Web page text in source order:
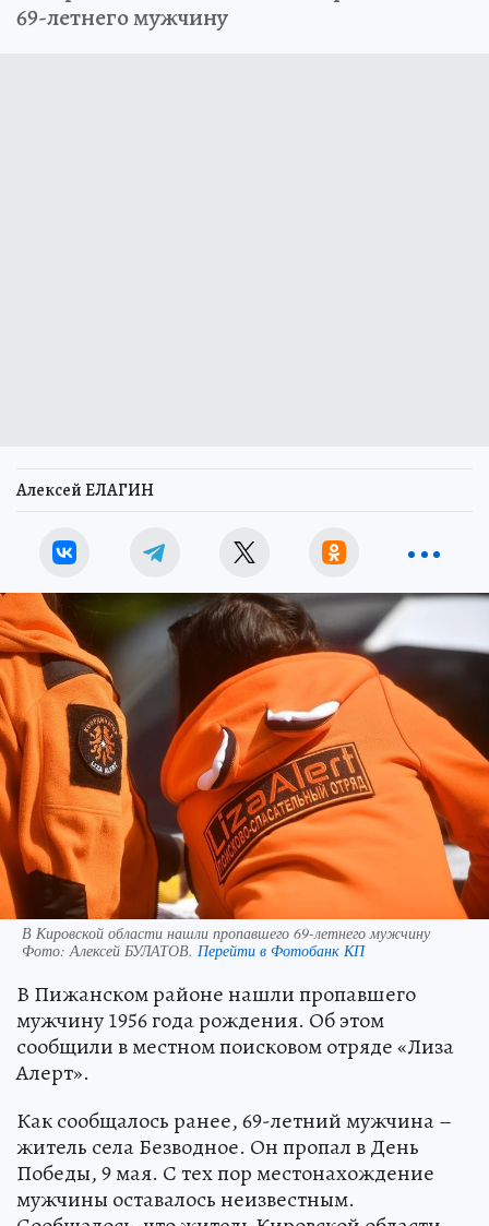
69-летнего мужчину
Алексей ЕЛАГИН
В Кировской области нашли пропавшего 69-летнего мужчину
Фото: Алексей БУЛАТОВ. Перейти в Фотобанк КП
В Пижанском районе нашли пропавшего
мужчину 1956 года рождения. Об этом
сообщили в местном поисковом отряде «Лиза
Алерт».
Как сообщалось ранее, 69-летний мужчина –
житель села Безводное. Он пропал в День
Победы, 9 мая. С тех пор местонахождение
мужчины оставалось неизвестным.